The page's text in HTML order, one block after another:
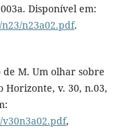
Disponível em:
n23a02.pdf.
de M. Um olhar sobre
Horizonte, v. 30, n.03,
,